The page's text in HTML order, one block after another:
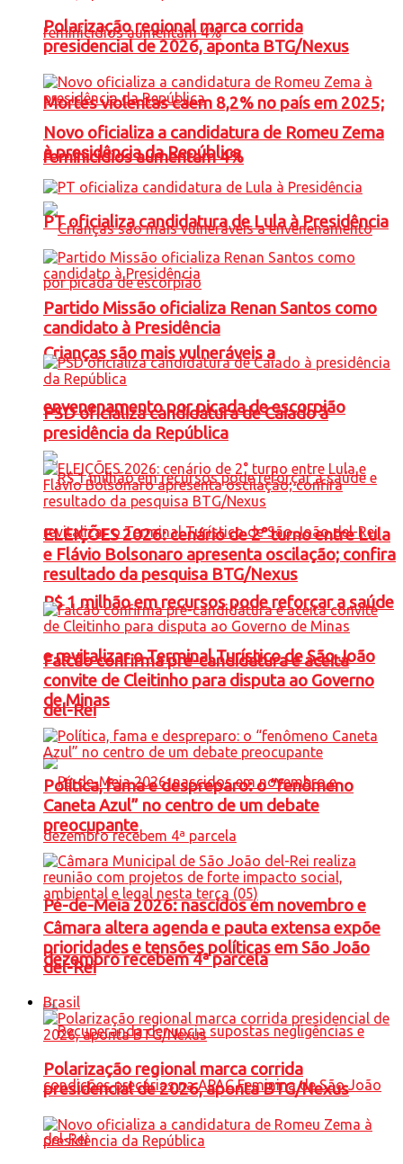
Mortes violentas caem 8,2% no país em 2025;
feminicídios aumentam 4%
Crianças são mais vulneráveis a
envenenamento por picada de escorpião
R$ 1 milhão em recursos pode reforçar a saúde
e revitalizar o Terminal Turístico de São João
del-Rei
Pé-de-Meia 2026: nascidos em novembro e
dezembro recebem 4ª parcela
Polarização regional marca corrida
presidencial de 2026, aponta BTG/Nexus
Novo oficializa a candidatura de Romeu Zema
à presidência da República
PT oficializa candidatura de Lula à Presidência
Partido Missão oficializa Renan Santos como
candidato à Presidência
PSD oficializa candidatura de Caiado à
presidência da República
ELEIÇÕES 2026: cenário de 2° turno entre Lula
e Flávio Bolsonaro apresenta oscilação; confira
resultado da pesquisa BTG/Nexus
Falcão confirma pré-candidatura e aceita
convite de Cleitinho para disputa ao Governo
de Minas
Política, fama e despreparo: o “fenômeno
Caneta Azul” no centro de um debate
preocupante
Câmara altera agenda e pauta extensa expõe
prioridades e tensões políticas em São João
del-Rei
Brasil
Polarização regional marca corrida
presidencial de 2026, aponta BTG/Nexus